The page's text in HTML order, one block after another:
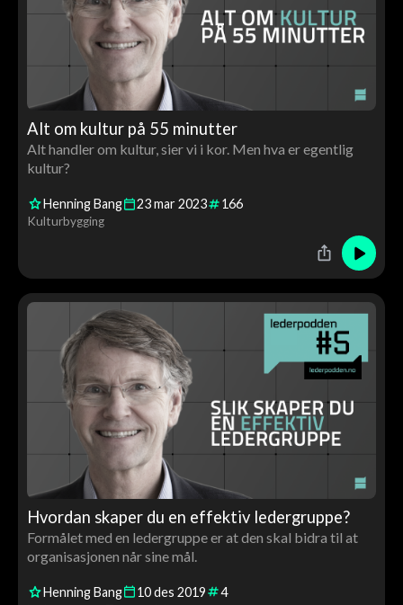
Alt om kultur på 55 minutter
Alt handler om kultur, sier vi i kor. Men hva er egentlig
kultur?
Henning Bang 23mar2023 166
Kulturbygging
Hvordan skaper du en effektiv ledergruppe?
Formålet med en ledergruppe er at den skal bidra til at
organisasjonen når sine mål.
Henning Bang 10des 2019 4